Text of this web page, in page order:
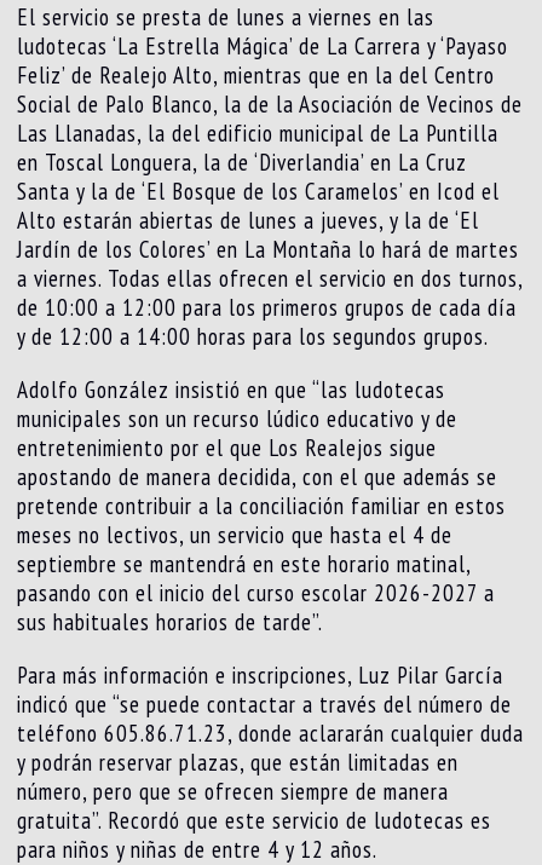
El servicio se presta de lunes a viernes en las
ludotecas ‘La Estrella Mágica’ de La Carrera y ‘Payaso
Feliz’ de Realejo Alto, mientras que en la del Centro
Social de Palo Blanco, la de la Asociación de Vecinos de
Las Llanadas, la del edificio municipal de La Puntilla
en Toscal Longuera, la de ‘Diverlandia’ en La Cruz
Santa y la de ‘El Bosque de los Caramelos’ en Icod el
Alto estarán abiertas de lunes a jueves, y la de ‘El
Jardín de los Colores’ en La Montaña lo hará de martes
a viernes. Todas ellas ofrecen el servicio en dos turnos,
de 10:00 a 12:00 para los primeros grupos de cada día
y de 12:00 a 14:00 horas para los segundos grupos.
Adolfo González insistió en que “las ludotecas
municipales son un recurso lúdico educativo y de
entretenimiento por el que Los Realejos sigue
apostando de manera decidida, con el que además se
pretende contribuir a la conciliación familiar en estos
meses no lectivos, un servicio que hasta el 4 de
septiembre se mantendrá en este horario matinal,
pasando con el inicio del curso escolar 2026-2027 a
sus habituales horarios de tarde”.
Para más información e inscripciones, Luz Pilar García
indicó que “se puede contactar a través del número de
teléfono 605.86.71.23, donde aclararán cualquier duda
y podrán reservar plazas, que están limitadas en
número, pero que se ofrecen siempre de manera
gratuita”. Recordó que este servicio de ludotecas es
para niños y niñas de entre 4 y 12 años.